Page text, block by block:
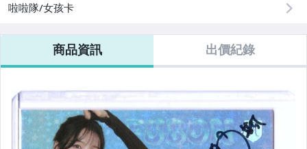
WWE 世界職業摔角聯盟
綜合運動卡
啦啦隊女孩
啦啦隊/女孩卡
商品資訊 出價紀錄